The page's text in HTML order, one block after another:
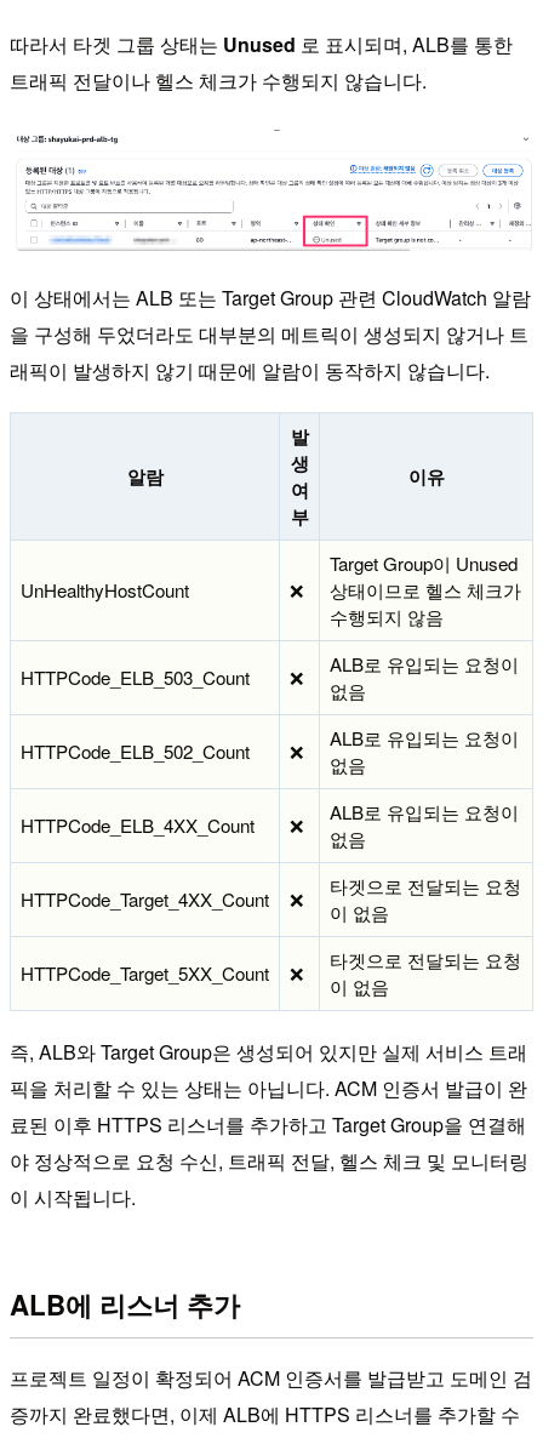
따라서 타겟 그룹 상태는 Unused 로 표시되며, ALB를 통한
트래픽 전달이나 헬스 체크가 수행되지 않습니다.
이 상태에서는 ALB 또는 Target Group 관련 CloudWatch 알람
을 구성해 두었더라도 대부분의 메트릭이 생성되지 않거나 트
래픽이 발생하지 않기 때문에 알람이 동작하지 않습니다.
알람
발
생
여
부
이유
UnHealthyHostCount ❌
Target Group이 Unused
상태이므로 헬스 체크가
수행되지 않음
HTTPCode_ELB_503_Count ❌
ALB로 유입되는 요청이
없음
HTTPCode_ELB_502_Count ❌
ALB로 유입되는 요청이
없음
HTTPCode_ELB_4XX_Count ❌
ALB로 유입되는 요청이
없음
HTTPCode_Target_4XX_Count ❌
타겟으로 전달되는 요청
이 없음
HTTPCode_Target_5XX_Count ❌
타겟으로 전달되는 요청
이 없음
즉, ALB와 Target Group은 생성되어 있지만 실제 서비스 트래
픽을 처리할 수 있는 상태는 아닙니다. ACM 인증서 발급이 완
료된 이후 HTTPS 리스너를 추가하고 Target Group을 연결해
야 정상적으로 요청 수신, 트래픽 전달, 헬스 체크 및 모니터링
이 시작됩니다.
ALB에 리스너 추가
프로젝트 일정이 확정되어 ACM 인증서를 발급받고 도메인 검
증까지 완료했다면, 이제 ALB에 HTTPS 리스너를 추가할 수